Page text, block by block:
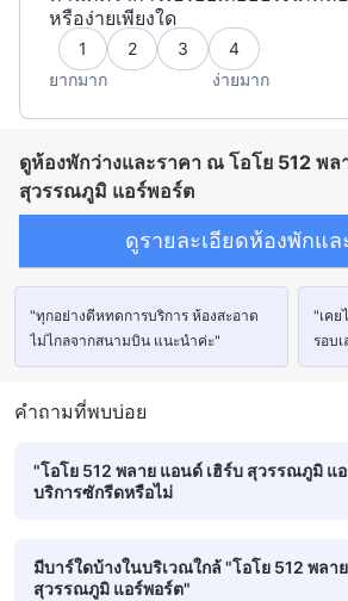
หรือง่ายเพียงใด
1 2 3
4
ยากมาก
ง่ายมาก
ดูห้องพักว่างและราคา ณ โอโย 512 พล
สุวรรณภูมิ แอร์พอร์ต
ดูรายละเอียดห้องพักแล
"ทุกอย่างดีหทดการบริการ ห้องสะอาด
ไม่ไกลจากสนามบิน แนะนำค่ะ"
"เคย
รอบ
คำถามที่พบบ่อย
"โอโย 512 พลาย แอนด์ เฮิร์บ สุวรรณภูมิ แ
บริการซักรีดหรือไม่
มีบาร์ใดบ้างในบริเวณใกล้ "โอโย 512 พลา
สุวรรณภูมิ แอร์พอร์ต"